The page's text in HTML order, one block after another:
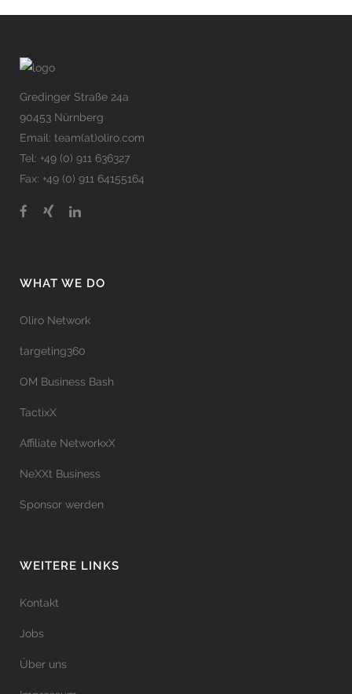
Gredinger Straße 24a
90453 Nürnberg
Email: team(at)oliro.com
Tel: +49 (0) 911 636327
Fax: +49 (0) 911 64155164
WHAT WE DO
Oliro Network
targeting360
OM Business Bash
TactixX
Affiliate NetworkxX
NeXXt Business
Sponsor werden
WEITERE LINKS
Kontakt
Jobs
Über uns